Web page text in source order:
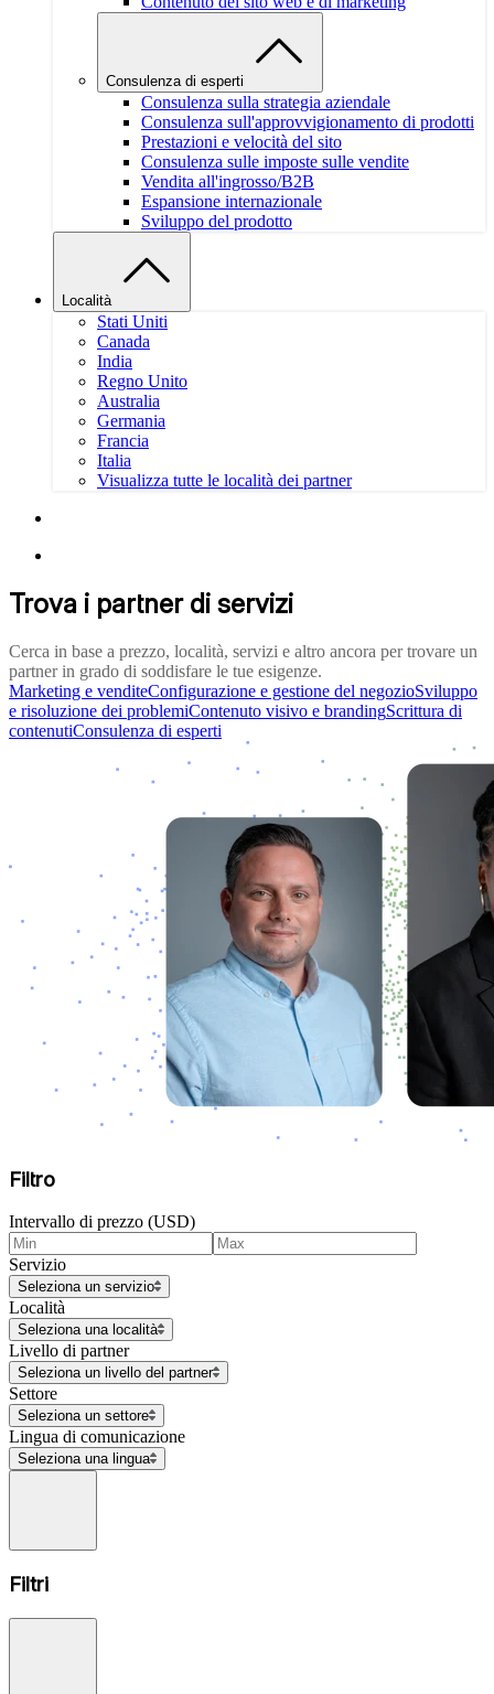
Consulenza di esperti
Consulenza sulla strategia aziendale
Consulenza sull'approvvigionamento di prodotti
Prestazioni e velocità del sito
Consulenza sulle imposte sulle vendite
Vendita all'ingrosso/B2B
Espansione internazionale
Sviluppo del prodotto
Località
Stati Uniti
Canada
India
Regno Unito
Australia
Germania
Francia
Italia
Visualizza tutte le località dei partner
Trova i partner di servizi
Cerca in base a prezzo, località, servizi e altro ancora per trovare un
partner in grado di soddisfare le tue esigenze.
Marketing e venditeConfigurazione e gestione del negozioSviluppo
e risoluzione dei problemiContenuto visivo e brandingScrittura di
contenutiConsulenza di esperti
Filtro
Intervallo di prezzo (USD)
Servizio
Seleziona un servizio
Località
Seleziona una località
Livello di partner
Seleziona un livello del partner
Settore
Seleziona un settore
Lingua di comunicazione
Seleziona una lingua
Filtri